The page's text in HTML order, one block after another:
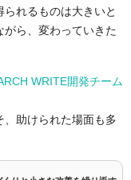
れるものは大きいと
ら、変わっていきた
WRITE開発チーム
、助けられた場面も多